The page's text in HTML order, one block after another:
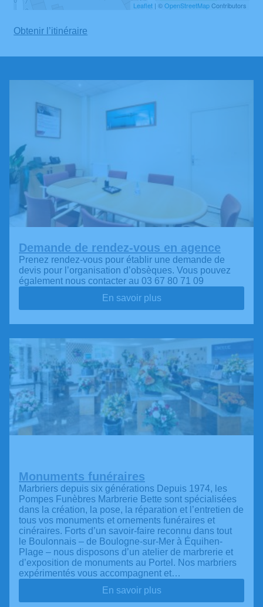
Leaflet| ©OpenStreetMapContributors
Obtenir l’itinéraire
Demande de rendez-vous en agence
Prenez rendez-vous pour établir une demande de
devis pour l’organisation d’obsèques. Vous pouvez
également nous contacter au 03 67 80 71 09
En savoir plus
Monuments funéraires
Marbriers depuis six générations Depuis 1974, les
Pompes Funèbres Marbrerie Bette sont spécialisées
dans la création, la pose, la réparation et l’entretien de
tous vos monuments et ornements funéraires et
cinéraires. Forts d’un savoir-faire reconnu dans tout
le Boulonnais – de Boulogne-sur-Mer à Équihen-
Plage – nous disposons d’un atelier de marbrerie et
d’exposition de monuments au Portel. Nos marbriers
expérimentés vous accompagnent et…
En savoir plus